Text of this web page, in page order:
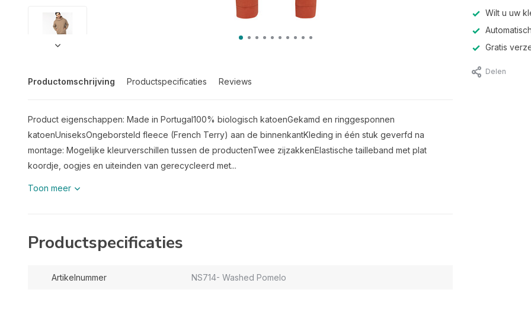
Productomschrijving Productspecificaties Reviews
Product eigenschappen: Made in Portugal100% biologisch katoenGekamd en ringgesponnen
katoenUniseksOngeborsteld fleece (French Terry) aan de binnenkantKleding in één stuk geverfd na
montage: Mogelijke kleurverschillen tussen de productenTwee zijzakkenElastische tailleband met plat
koordje, oogjes en uiteinden van gerecycleerd met...
Toon meer
Productspecificaties
Artikelnummer NS714- Washed Pomelo
Wilt u uw
Gratis
Delen